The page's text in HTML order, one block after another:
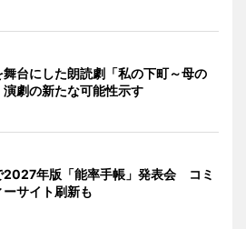
舞台にした朗読劇「私の下町～母の
劇の新たな可能性示す
2027年版「能率手帳」発表会 コミ
ーサイト刷新も